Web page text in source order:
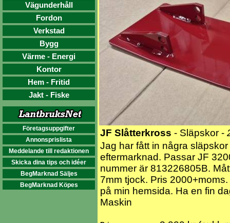
Vägunderhåll
Fordon
Verkstad
Bygg
Värme - Energi
Kontor
Hem - Fritid
Jakt - Fiske
Företagsuppgifter
Annonsprislista
Meddelande till redaktionen
Skicka dina tips och idéer
BegMarknad Säljes
BegMarknad Köpes
JF Slåtterkross - Släpskor -
Jag har fått in några
eftermarknad. Passar JF
nummer är 813226805B.
7mm tjock. Pris
på min hemsida. Ha en fin
Maskin